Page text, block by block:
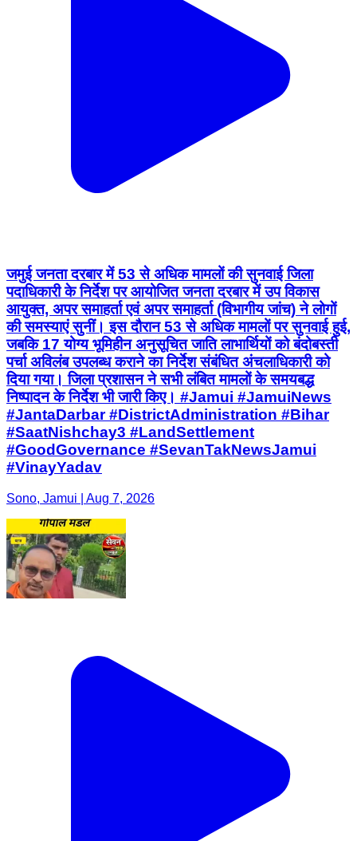
जमुई जनता दरबार में 53 से अधिक मामलों की सुनवाई जिला
पदाधिकारी के निर्देश पर आयोजित जनता दरबार में उप विकास
आयुक्त, अपर समाहर्ता एवं अपर समाहर्ता (विभागीय जांच) ने लोगों
की समस्याएं सुनीं। इस दौरान 53 से अधिक मामलों पर सुनवाई हुई,
जबकि 17 योग्य भूमिहीन अनुसूचित जाति लाभार्थियों को बंदोबस्ती
पर्चा अविलंब उपलब्ध कराने का निर्देश संबंधित अंचलाधिकारी को
दिया गया। जिला प्रशासन ने सभी लंबित मामलों के समयबद्ध
निष्पादन के निर्देश भी जारी किए। #Jamui #JamuiNews
#JantaDarbar #DistrictAdministration #Bihar
#SaatNishchay3 #LandSettlement
#GoodGovernance #SevanTakNewsJamui
#VinayYadav
Sono, Jamui | Aug 7, 2026